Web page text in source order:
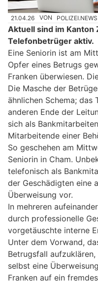
21.04.26 VON
Aktuell sind im Kanton
Telefonbetrüger aktiv.
Eine Seniorin ist am
Opfer eines Betrugs
Franken überwiesen.
Die Masche der
ähnlichen Schema; das
anderen Ende der
sich als
Mitarbeitende einer
So geschehen am
Seniorin in Cham.
telefonisch als
der Geschädigten eine
Überweisung vor.
In mehreren
durch professionelle
vorgetäuschte interne
Unter dem Vorwand,
Betrugsfall
selbst eine
Franken auf ein